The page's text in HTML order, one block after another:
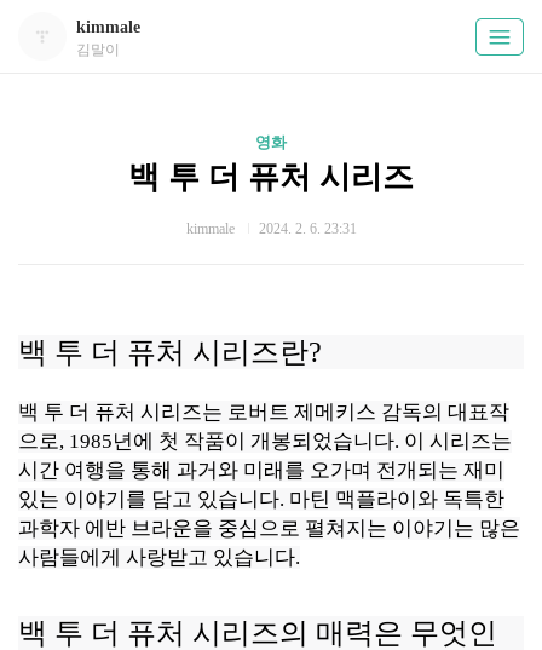
kimmale
김말이
영화
백 투 더 퓨처 시리즈
kimmale 2024. 2. 6. 23:31
백 투 더 퓨처 시리즈란?
백 투 더 퓨처 시리즈는 로버트 제메키스 감독의 대표작
으로, 1985년에 첫 작품이 개봉되었습니다. 이 시리즈는
시간 여행을 통해 과거와 미래를 오가며 전개되는 재미
있는 이야기를 담고 있습니다. 마틴 맥플라이와 독특한
과학자 에반 브라운을 중심으로 펼쳐지는 이야기는 많은
사람들에게 사랑받고 있습니다.
백 투 더 퓨처 시리즈의 매력은 무엇인